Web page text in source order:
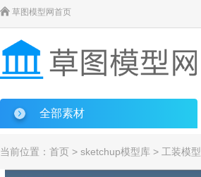
 草图模型网首页
全部素材
当前位置： 首页 > sketchup模型库 > 工装模型